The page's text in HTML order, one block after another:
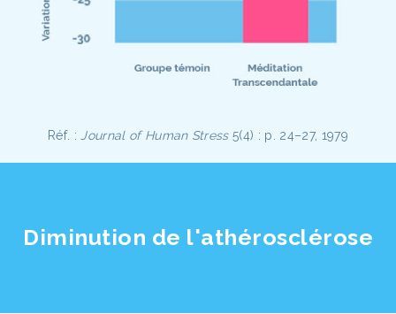
Réf. :Journal of Human Stress5(4) : p. 24–27, 1979
Diminution de l'athérosclérose